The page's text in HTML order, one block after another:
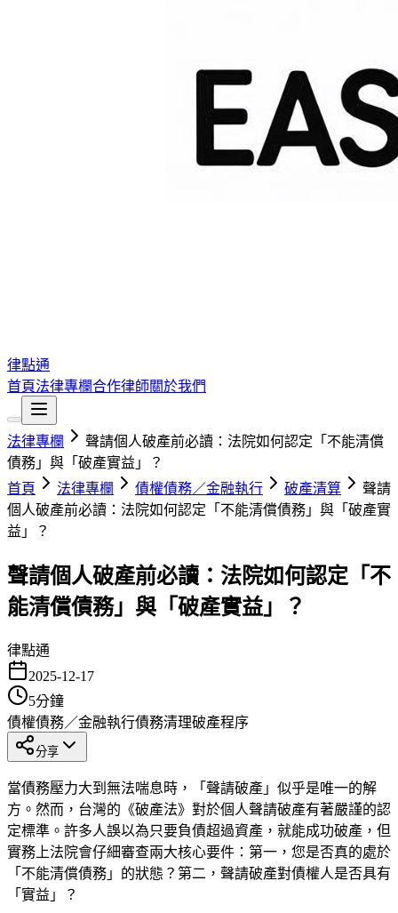
律點通
首頁法律專欄合作律師關於我們
法律專欄
聲請個人破產前必讀：法院如何認定「不能清償
債務」與「破產實益」？
首頁
法律專欄 債權債務／金融執行 破產清算
聲請
個人破產前必讀：法院如何認定「不能清償債務」與「破產實
益」？
聲請個人破產前必讀：法院如何認定「不
能清償債務」與「破產實益」？
律點通
2025-12-17
5分鐘
債權債務／金融執行債務清理破產程序
分享
當債務壓力大到無法喘息時，「聲請破產」似乎是唯一的解
方。然而，台灣的《破產法》對於個人聲請破產有著嚴謹的認
定標準。許多人誤以為只要負債超過資產，就能成功破產，但
實務上法院會仔細審查兩大核心要件：第一，您是否真的處於
「不能清償債務」的狀態？第二，聲請破產對債權人是否具有
「實益」？